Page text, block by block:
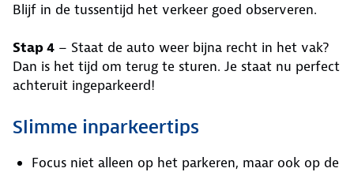
Blijf in de tussentijd het verkeer goed observeren.
Stap 4 – Staat de auto weer bijna recht in het vak?
Dan is het tijd om terug te sturen. Je staat nu perfect
achteruit ingeparkeerd!
Slimme inparkeertips
Focus niet alleen op het parkeren, maar ook op de